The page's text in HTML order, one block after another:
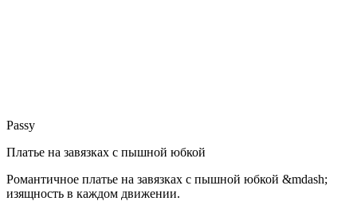
Passy
Платье на завязках с пышной юбкой
Романтичное платье на завязках с пышной юбкой &mdash;
изящность в каждом движении.